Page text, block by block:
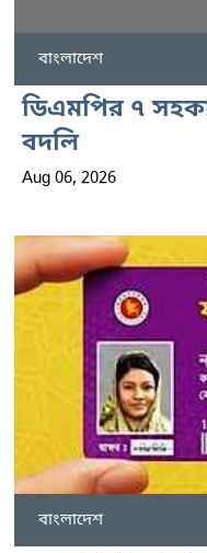
বাংলাদেশ
ডিএমপির ৭
বদলি
Aug 06, 2026
বাংলাদেশ